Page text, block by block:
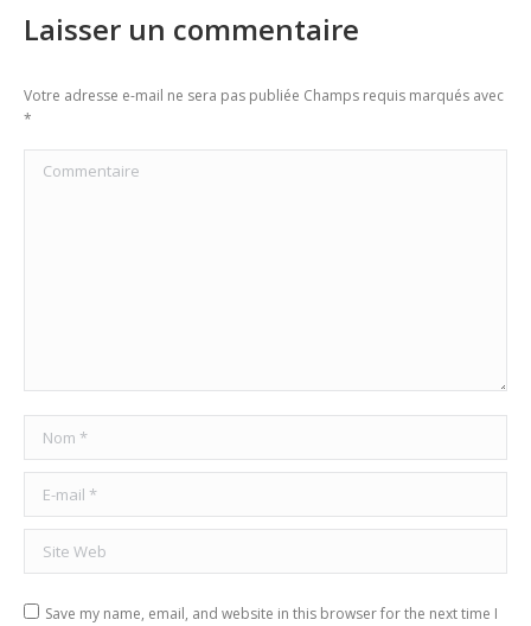
Laisser un commentaire
Votre adresse e-mail ne sera pas publiée Champs requis marqués avec
*
Commentaire
Nom *
E-mail *
Site Web
Save my name, email, and website in this browser for the next time I